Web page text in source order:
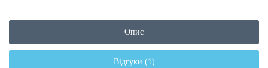
Опис
Відгуки (1)